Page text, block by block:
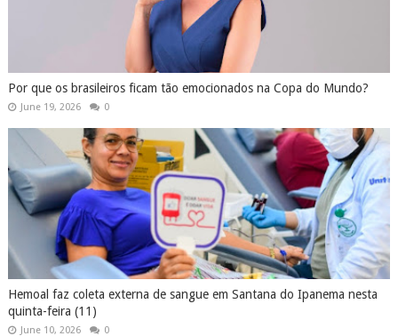
Por que os brasileiros ficam tão emocionados na Copa do Mundo?
June 19, 2026 0
Hemoal faz coleta externa de sangue em Santana do Ipanema nesta
quinta-feira (11)
June 10, 2026 0